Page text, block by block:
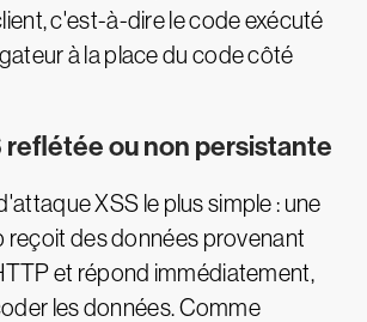
c'est-à-dire le code exécuté
à la place du code côté
reflétée ou non persistante
XSS le plus simple : une
reçoit des données provenant
et répond immédiatement,
les données. Comme